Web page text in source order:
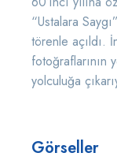
“Ustalara
törenle açıldı.
fotoğraflarının
yolculuğa
Görseller